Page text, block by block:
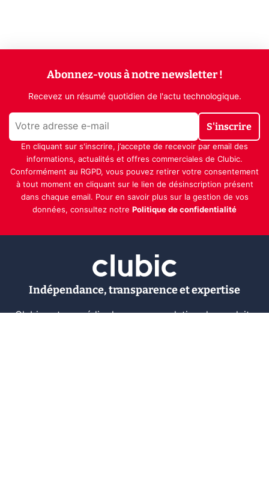
Abonnez-vous à notre newsletter !
Recevez un résumé quotidien de l'actu technologique.
S'inscrire
En cliquant sur s'inscrire, j’accepte de recevoir par email des
informations, actualités et offres commerciales de Clubic.
Conformément au RGPD, vous pouvez retirer votre consentement
à tout moment en cliquant sur le lien de désinscription présent
dans chaque email. Pour en savoir plus sur la gestion de vos
données, consultez notre Politique de confidentialité
Indépendance, transparence et expertise
Clubic est un média de recommandation de produits